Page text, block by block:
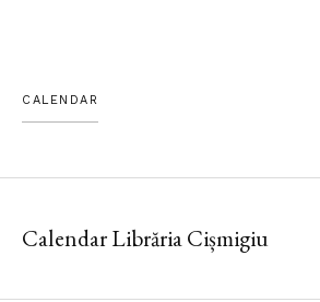
CALENDAR
Calendar Librăria Cișmigiu